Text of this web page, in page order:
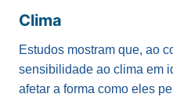
Clima
Estudos mostram que, ao
sensibilidade ao clima em
afetar a forma como eles